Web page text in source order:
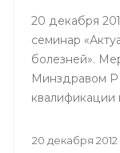
20 декабря
семинар
болезней».
Минздравом
квалификации
врачей
20 декабря 2012